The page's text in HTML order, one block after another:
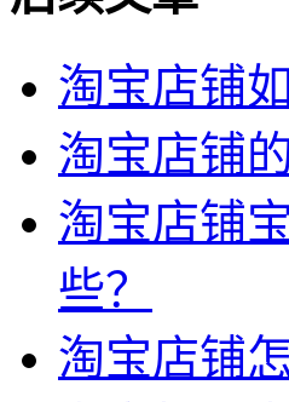
淘宝店铺
淘宝店铺
淘宝店铺
些？
淘宝店铺